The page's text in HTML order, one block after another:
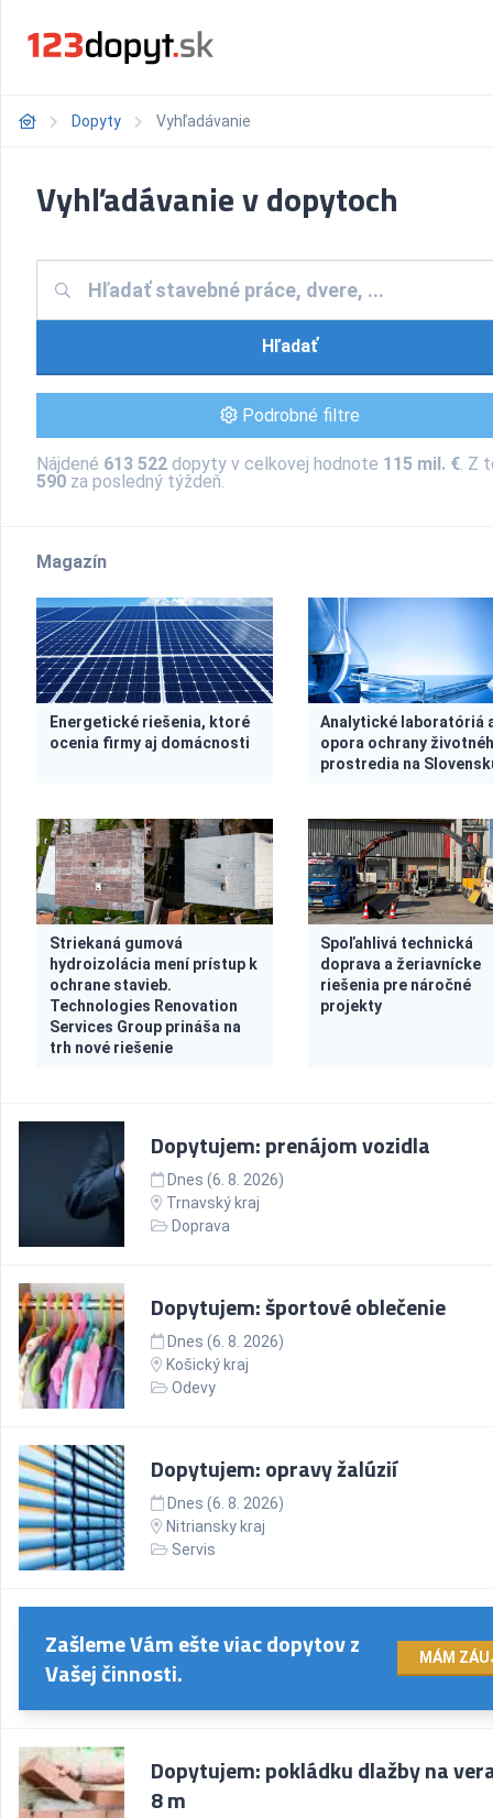
Dopyty Vyhľadávanie
Vyhľadávanie v dopytoch
Hľadať
Podrobné filtre
Nájdené 613 522 dopyty v celkovej hodnote 115 mil. €. Z
590 za posledný týždeň.
Magazín
Energetické riešenia, ktoré
ocenia firmy aj domácnosti
Analytické laboratóriá
opora ochrany
prostredia na
Striekaná gumová
hydroizolácia mení prístup k
ochrane stavieb.
Technologies Renovation
Services Group prináša na
trh nové riešenie
Spoľahlivá technická
doprava a žeriavnícke
riešenia pre náročné
projekty
Dopytujem: prenájom vozidla
Dnes (6. 8. 2026)
Trnavský kraj
Doprava
Dopytujem: športové oblečenie
Dnes (6. 8. 2026)
Košický kraj
Odevy
Dopytujem: opravy žalúzií
Dnes (6. 8. 2026)
Nitriansky kraj
Servis
Zašleme Vám ešte viac dopytov z
Vašej činnosti.
MÁM
Dopytujem: pokládku dlažby na
8 m